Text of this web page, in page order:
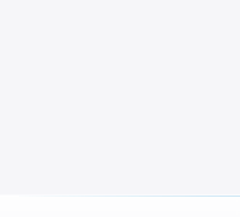
Build
every layer: